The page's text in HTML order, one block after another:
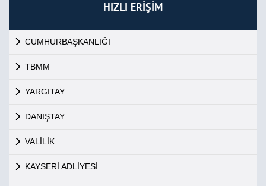
HIZLI ERİŞİM
CUMHURBAŞKANLIĞI
TBMM
YARGITAY
DANIŞTAY
VALİLİK
KAYSERİ ADLİYESİ